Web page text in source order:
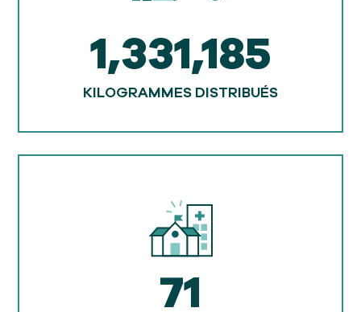
1,331,185
KILOGRAMMES DISTRIBUÉS
71